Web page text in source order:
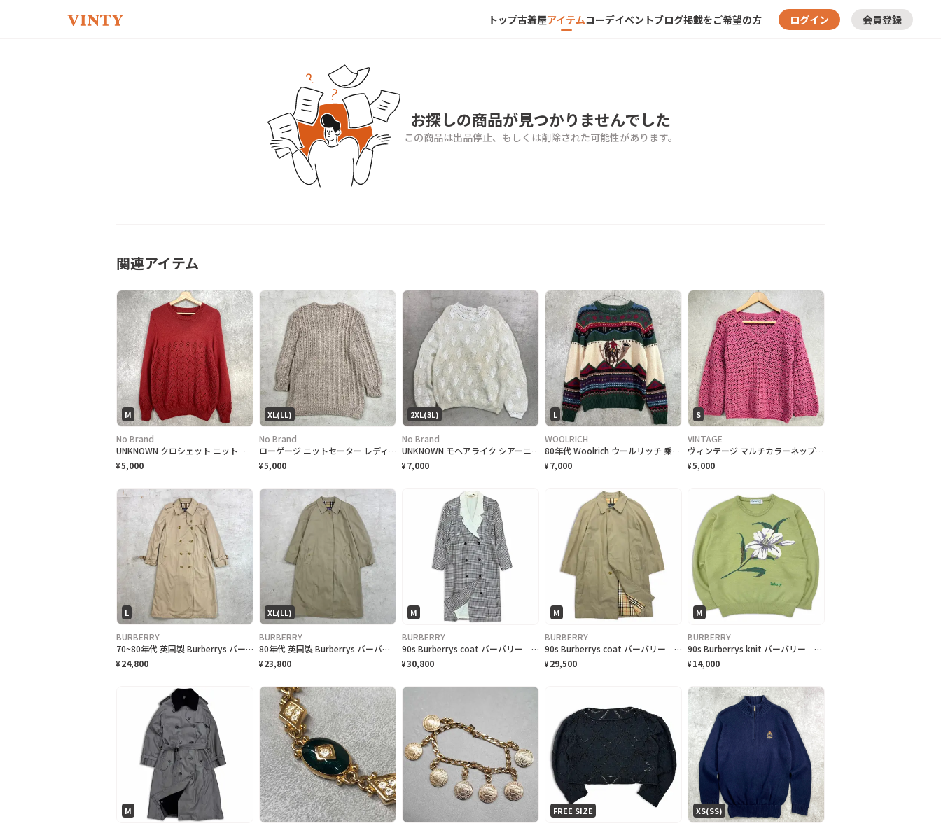
トップ古着屋アイテムコーデイベントブログ掲載をご希望の方 ログイン 会員登録
お探しの商品が見つかりませんでした
この商品は出品停止、もしくは削除された可能性があります。
関連アイテム
M
No Brand
UNKNOWN クロシェット ニットセーター レディースM相当 古着 VINTAGE ヴィンテージ 透かし編み えんじ色
¥5,000
XL(LL)
No Brand
ローゲージ ニットセーター レディースXL相当 古着 3D ニットワンピース ライトグレー
¥5,000
2XL(3L)
No Brand
UNKNOWN モヘアライク シアーニット レディース2XL相当 メンズ2XL相当 古着 VINTAGE ヴィンテージ 透かし編み ビッグサイズ 大きいサイズ 白色
¥ 7,000
L
WOOLRICH
80年代 Woolrich ウールリッチ 乗馬 アニマル柄 ウールニットセーター レディースL相当 古着 80s ヴィンテージ VINTAGE 総柄 グリーン ベージュ レッド パープル ブルー
¥ 7,000
S
VINTAGE
ヴィンテージ マルチカラーネップ クロシェ ニットセーター レディースS～M相当 古着 VINTAGE デザインニット
¥5,000
L
BURBERRY
70~80年代 英国製 Burberrys バーバリー トレンチコート レディースL相当 古着 70s 80s VINTAGE ヴィンテージ バーバリーチェック ノバチェック ライトベージュ
¥ 24,800
XL(LL)
BURBERRY
80年代 英国製 Burberrys バーバリー ステンカラーコート バルマカーンコート レディースXL相当 古着 80s VINTAGE ヴィンテージ PRORSUM プローサム バーバリーチェック ノバチェック カーキベージュ
¥ 23,800
M
BURBERRY
90s Burberrys coat バーバリー コート ツイード ウール
¥30,800
M
BURBERRY
90s Burberrys coat バーバリー コート バルマカンコート ステンカラーb-37
¥ 29,500
M
BURBERRY
90s Burberrys knit バーバリー ニット レディース 花柄
¥ 14,000
M FREE SIZE XS(SS)